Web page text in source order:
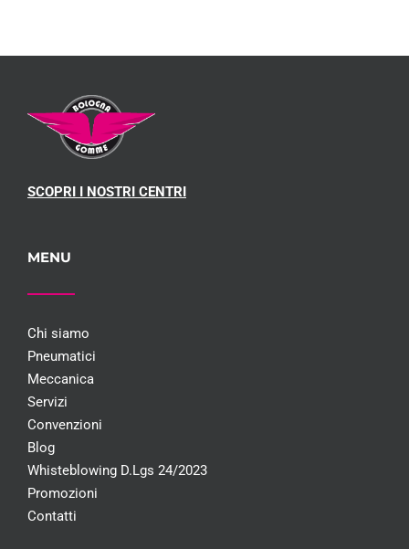
SCOPRI I NOSTRI CENTRI
MENU
Chi siamo
Pneumatici
Meccanica
Servizi
Convenzioni
Blog
Whisteblowing D.Lgs 24/2023
Promozioni
Contatti